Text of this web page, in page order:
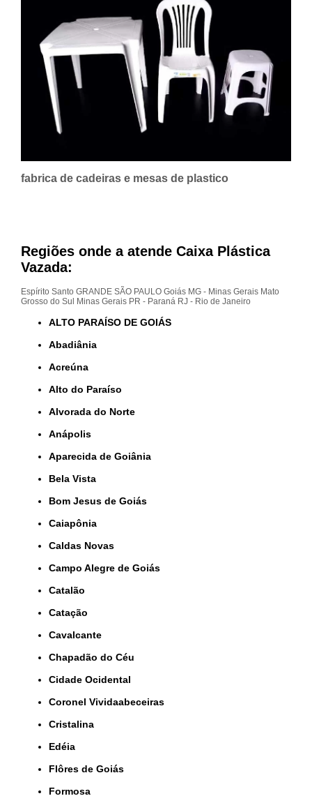
fabrica de cadeiras e mesas de plastico
Regiões onde a atende Caixa Plástica
Vazada:
Espírito Santo GRANDE SÃO PAULO Goiás MG - Minas Gerais Mato
Grosso do Sul Minas Gerais PR - Paraná RJ - Rio de Janeiro
ALTO PARAÍSO DE GOIÁS
Abadiânia
Acreúna
Alto do Paraíso
Alvorada do Norte
Anápolis
Aparecida de Goiânia
Bela Vista
Bom Jesus de Goiás
Caiapônia
Caldas Novas
Campo Alegre de Goiás
Catalão
Catação
Cavalcante
Chapadão do Céu
Cidade Ocidental
Coronel Vividaabeceiras
Cristalina
Edéia
Flôres de Goiás
Formosa